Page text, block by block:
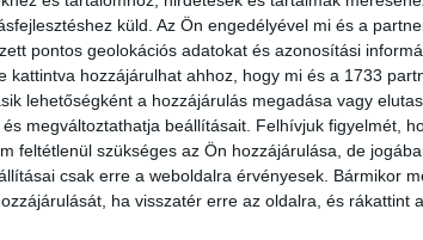
küld. Az Ön engedélyével mi és a
pontos geolokációs adatokat és azonosítási
kattintva hozzájárulhat ahhoz, hogy mi és a 1733
lehetőségként a hozzájárulás megadása vagy
megváltoztathatja beállításait. Felhívjuk figyelmét,
feltétlenül szükséges az Ön hozzájárulása, de
csak erre a weboldalra érvényesek. Bármikor
ha visszatér erre az oldalra, és rákattint
Új Star Wars sorozat érkezik a